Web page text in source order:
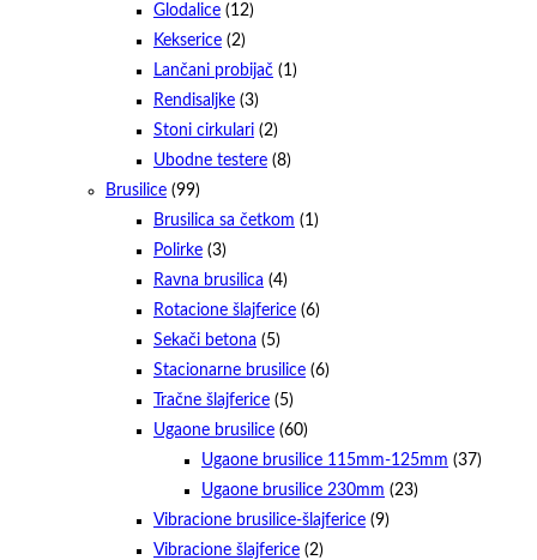
Glodalice (12)
Kekserice (2)
Lančani probijač (1)
Rendisaljke (3)
Stoni cirkulari (2)
Ubodne testere (8)
Brusilice (99)
Brusilica sa četkom (1)
Polirke (3)
Ravna brusilica (4)
Rotacione šlajferice (6)
Sekači betona (5)
Stacionarne brusilice (6)
Tračne šlajferice (5)
Ugaone brusilice (60)
Ugaone brusilice 115mm-125mm (37)
Ugaone brusilice 230mm (23)
Vibracione brusilice-šlajferice (9)
Vibracione šlajferice (2)